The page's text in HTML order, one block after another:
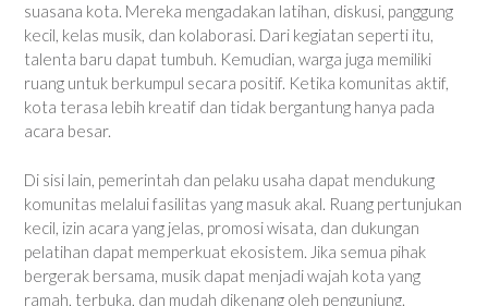
suasana kota. Mereka mengadakan latihan, diskusi, panggung
kecil, kelas musik, dan kolaborasi. Dari kegiatan seperti itu,
talenta baru dapat tumbuh. Kemudian, warga juga memiliki
ruang untuk berkumpul secara positif. Ketika komunitas aktif,
kota terasa lebih kreatif dan tidak bergantung hanya pada
acara besar.
Di sisi lain, pemerintah dan pelaku usaha dapat mendukung
komunitas melalui fasilitas yang masuk akal. Ruang pertunjukan
kecil, izin acara yang jelas, promosi wisata, dan dukungan
pelatihan dapat memperkuat ekosistem. Jika semua pihak
bergerak bersama, musik dapat menjadi wajah kota yang
ramah, terbuka, dan mudah dikenang oleh pengunjung.